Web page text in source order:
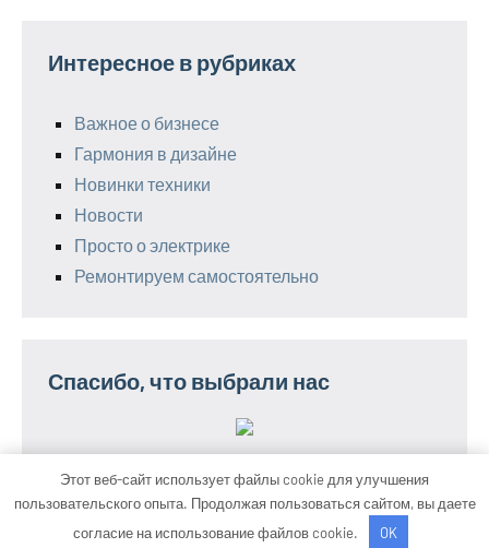
Интересное в рубриках
Важное о бизнесе
Гармония в дизайне
Новинки техники
Новости
Просто о электрике
Ремонтируем самостоятельно
Спасибо, что выбрали нас
Тема WordPress: Occasio от ThemeZee.
Этот веб-сайт использует файлы cookie для улучшения
пользовательского опыта. Продолжая пользоваться сайтом, вы даете
согласие на использование файлов cookie.
OK